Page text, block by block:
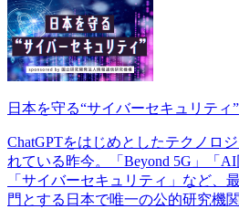
日本を守る“サイバーセキュリティ”
ChatGPTをはじめとしたテクノロ
れている昨今。「Beyond 5G」「
「サイバーセキュリティ」など、
門とする日本で唯一の公的研究機